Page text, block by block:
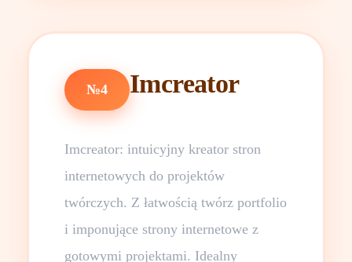
№4 Imcreator
Imcreator: intuicyjny kreator stron
internetowych do projektów
twórczych. Z łatwością twórz portfolio
i imponujące strony internetowe z
gotowymi projektami. Idealny